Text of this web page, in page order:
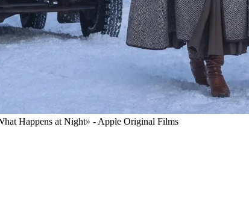
Happens at Night» - Apple Original Films